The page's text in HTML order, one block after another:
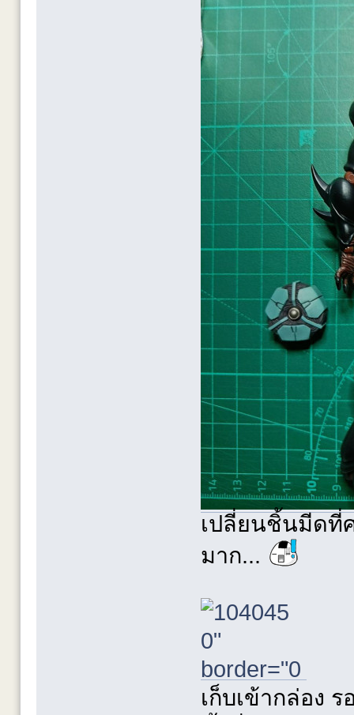
เปลี่ยนชิ้นมีดที่
มาก...
เก็บเข้ากล่อง